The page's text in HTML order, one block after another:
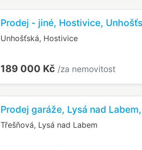
Prodej - jiné, Hostivice,
Unhošťská, Hostivice
189 000 Kč /za nemovitost
Prodej garáže, Lysá nad
Třešňová, Lysá nad Labem